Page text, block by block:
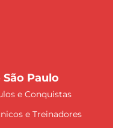
Paulo
e Conquistas
e Treinadores